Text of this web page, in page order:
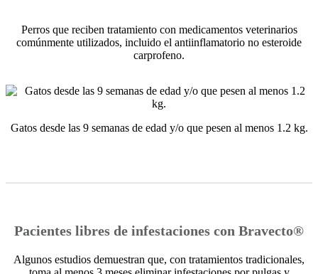
Perros que reciben tratamiento con medicamentos veterinarios
comúnmente utilizados, incluido el antiinflamatorio no esteroide
carprofeno.
Gatos desde las 9 semanas de edad y/o que pesen al menos 1.2 kg.
Pacientes libres de infestaciones con Bravecto®
Algunos estudios demuestran que, con tratamientos tradicionales,